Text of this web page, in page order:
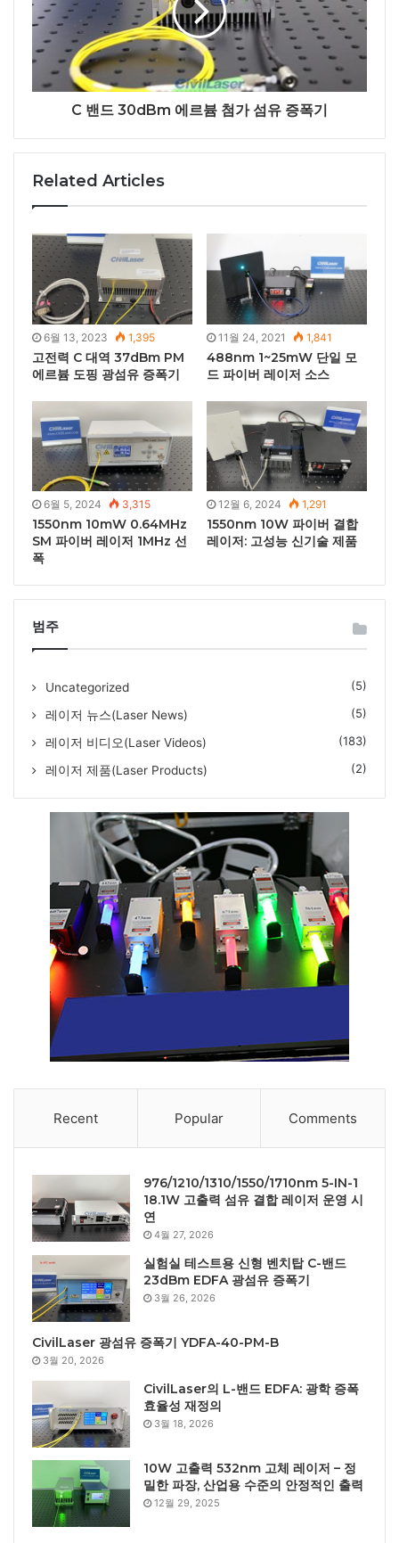
C 밴드 30dBm 에르븀 첨가 섬유 증폭기
Related Articles
6월 13, 2023 1,395
고전력 C 대역 37dBm PM
에르븀 도핑 광섬유 증폭기
11월 24, 2021 1,841
488nm 1~25mW 단일 모
드 파이버 레이저 소스
6월 5, 2024 3,315
1550nm 10mW 0.64MHz
SM 파이버 레이저 1MHz 선
폭
12월 6, 2024 1,291
1550nm 10W 파이버 결합
레이저: 고성능 신기술 제품
범주
Uncategorized (5)
레이저 뉴스(Laser News) (5)
레이저 비디오(Laser Videos) (183)
레이저 제품(Laser Products) (2)
Recent Popular Comments
976/1210/1310/1550/1710nm 5-IN-1
18.1W 고출력 섬유 결합 레이저 운영 시
연
4월 27, 2026
실험실 테스트용 신형 벤치탑 C-밴드
23dBm EDFA 광섬유 증폭기
3월 26, 2026
CivilLaser 광섬유 증폭기 YDFA-40-PM-B
3월 20, 2026
CivilLaser의 L-밴드 EDFA: 광학 증폭
효율성 재정의
3월 18, 2026
10W 고출력 532nm 고체 레이저 – 정
밀한 파장, 산업용 수준의 안정적인 출력
12월 29, 2025